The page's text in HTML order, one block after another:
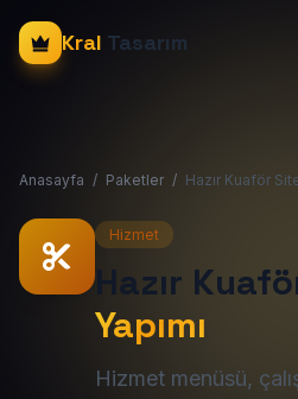
Kral Tasarım
Anasayfa / Paketler / Hazır Kuaför
Hizmet
Hazır
Yapımı
Hizmet menüsü,